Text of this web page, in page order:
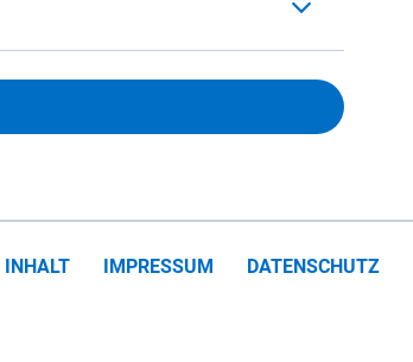
INHALT IMPRESSUM DATENSCHUTZ